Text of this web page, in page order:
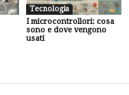
Tecnologia
I microcontrollori: cosa
sono e dove vengono
usati